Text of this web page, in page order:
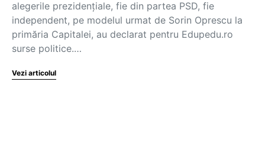
alegerile prezidențiale, fie din partea PSD, fie
independent, pe modelul urmat de Sorin Oprescu la
primăria Capitalei, au declarat pentru Edupedu.ro
surse politice.…
Vezi articolul